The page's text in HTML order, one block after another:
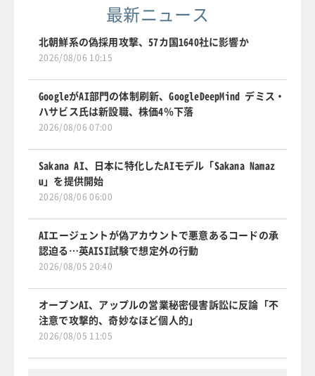
最新ニュース
北朝鮮系の偽採用攻撃、57カ国1640社に影響か
2026/08/06 10:15
GoogleがAI部門の体制刷新、GoogleDeepMind デミス・
ハサビス氏は新設職、株価4％下落
2026/08/06 07:00
Sakana AI、日本に特化したAIモデル「Sakana Namaz
u」を提供開始
2026/08/06 06:00
AIエージェントが偽アカウントで悪意あるコードの承
認迫る…英AISI試験で想定外の行動
2026/08/05 20:40
オープンAI、アップルの営業秘密侵害訴訟に反論「不
注意で攻撃的、奇妙なほど個人的」
2026/08/05 11:05